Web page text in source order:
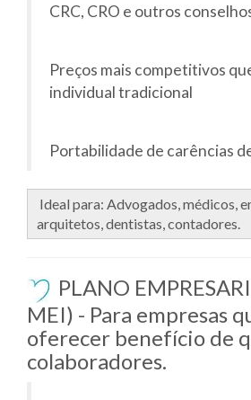
CRC, CRO e outros
Preços mais competitivos
individual tradicional
Portabilidade de carências
Ideal para: Advogados, médicos,
arquitetos, dentistas, contadores.
PLANO
MEI) - Para empresas
oferecer benefício de
colaboradores.